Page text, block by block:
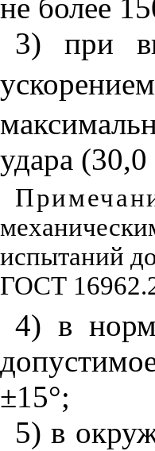
не более 15
3) при
ускорением
удара (30,0
испытаний
ГОСТ
4) в
±15°;
5)в